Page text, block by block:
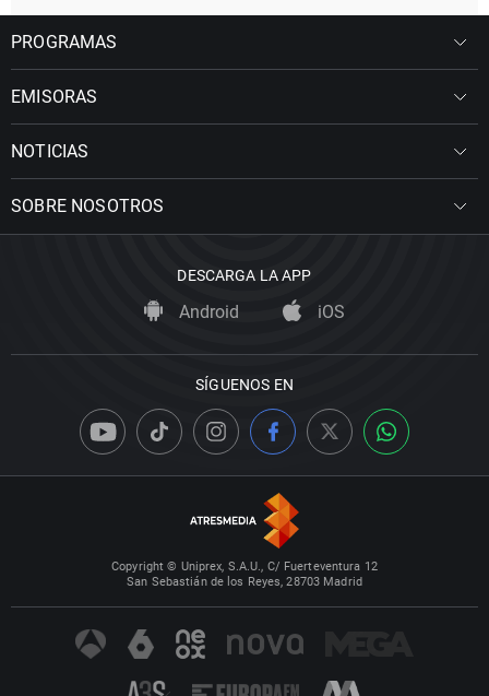
PROGRAMAS
EMISORAS
NOTICIAS
SOBRE NOSOTROS
DESCARGA LA APP
Android iOS
SÍGUENOS EN
Copyright © Uniprex, S.A.U., C/ Fuerteventura 12
San Sebastián de los Reyes, 28703 Madrid